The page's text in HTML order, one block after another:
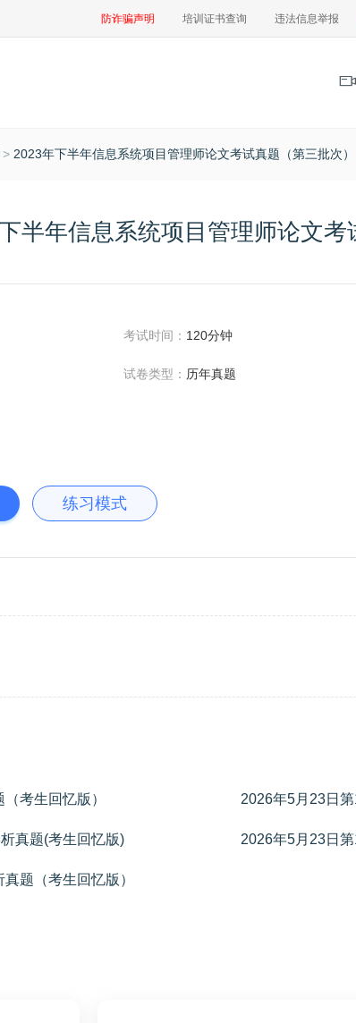
防诈骗声明 培训证书查询 违法信息举报
> 2023年下半年信息系统项目管理师论文考试真题（第三批次）
半年信息系统项目管理师论文考
考试时间： 120分钟
试卷类型： 历年真题
练习模式
考生回忆版） 2026年5月23日
真题(考生回忆版) 2026年5月23日
题（考生回忆版）